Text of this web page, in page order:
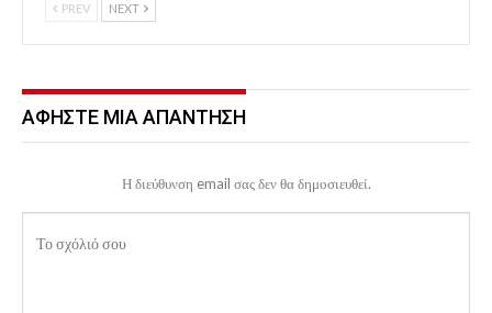
PREV NEXT
ΑΦΉΣΤΕ ΜΙΑ ΑΠΆΝΤΗΣΗ
Η διεύθυνση email σας δεν θα δημοσιευθεί.